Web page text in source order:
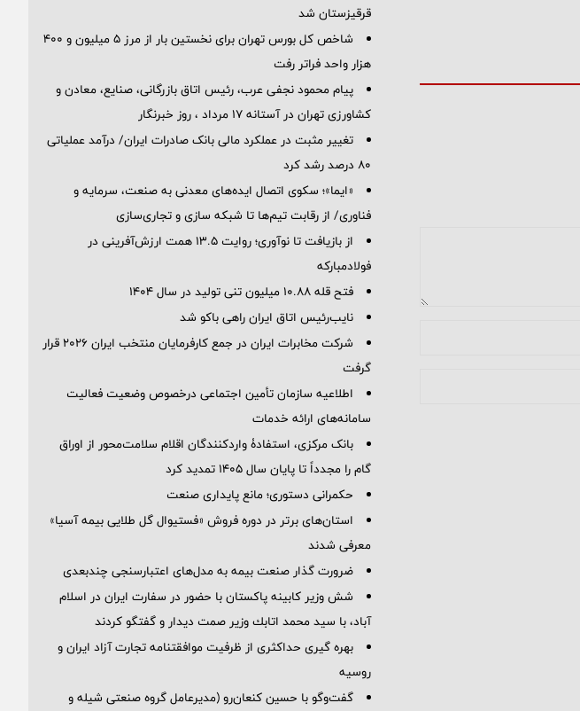
قرقیزستان شد
شاخص کل بورس تهران برای نخستین بار از مرز ۵ میلیون و ۴۰۰
هزار واحد فراتر رفت
پیام محمود نجفی عرب، رئیس اتاق بازرگانی، صنایع، معادن و
کشاورزی تهران در آستانه 17 مرداد ، روز خبرنگار
تغییر مثبت در عملکرد مالی بانک صادرات ایران/ درآمد عملیاتی
80 درصد رشد کرد
«ایما»؛ سکوی اتصال ایده‌های معدنی به صنعت، سرمایه و
فناوری/ از رقابت تیم‌ها تا شبکه سازی و تجاری‌سازی
از بازیافت تا نوآوری؛ روایت ۱۳.۵ همت ارزش‌آفرینی در
فولادمبارکه
فتح قله ۱۰.۸۸ میلیون تنی تولید در سال ۱۴۰۴
نایب‌رئیس اتاق ایران راهی باکو شد
شرکت مخابرات ایران در جمع کارفرمایان منتخب ایران ۲۰۲۶ قرار
گرفت
اطلاعیه سازمان تأمین اجتماعی درخصوص وضعیت فعالیت
سامانه‌های ارائه خدمات
بانک مرکزی، استفادۀ واردکنندگان اقلام سلامت‌محور از اوراق
گام را مجدداً تا پایان سال ۱۴۰۵ تمدید کرد
حکمرانی دستوری؛ مانع پایداری صنعت
استان‌های برتر در دوره فروش «فستیوال گل طلایی بیمه آسیا»
معرفی شدند
ضرورت گذار صنعت بیمه به مدل‌های اعتبارسنجی چندبعدی
شش وزیر کابینه پاکستان با حضور در سفارت ایران در اسلام
آباد، با سيد محمد اتابك وزير صمت ديدار و گفتگو كردند
بهره گیری حداکثری از ظرفیت موافقتنامه تجارت آزاد ایران و
روسیه
گفت‌وگو با حسین كنعان‌رو (مدیرعامل گروه صنعتی شیله و